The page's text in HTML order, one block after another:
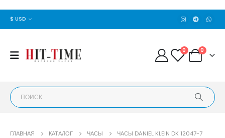
$ USD
0 0
ГЛАВНАЯ КАТАЛОГ ЧАСЫ ЧАСЫ DANIEL KLEIN DK 12047-7